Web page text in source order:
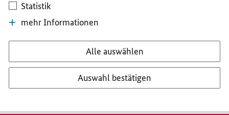
Statistik
mehr Informationen
Alle auswählen
Auswahl bestätigen